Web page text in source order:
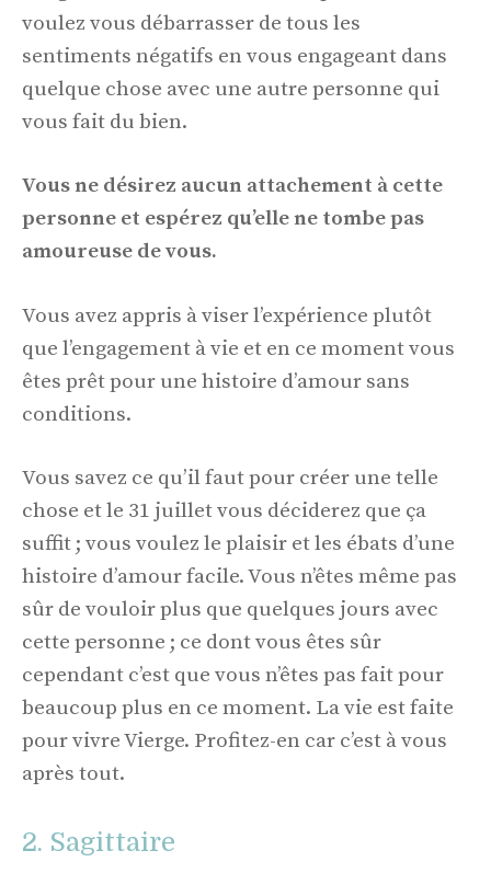
voulez vous débarrasser de tous les
sentiments négatifs en vous engageant dans
quelque chose avec une autre personne qui
vous fait du bien.
Vous ne désirez aucun attachement à cette
personne et espérez qu’elle ne tombe pas
amoureuse de vous.
Vous avez appris à viser l’expérience plutôt
que l’engagement à vie et en ce moment vous
êtes prêt pour une histoire d’amour sans
conditions.
Vous savez ce qu’il faut pour créer une telle
chose et le 31 juillet vous déciderez que ça
suffit ; vous voulez le plaisir et les ébats d’une
histoire d’amour facile. Vous n’êtes même pas
sûr de vouloir plus que quelques jours avec
cette personne ; ce dont vous êtes sûr
cependant c’est que vous n’êtes pas fait pour
beaucoup plus en ce moment. La vie est faite
pour vivre Vierge. Profitez-en car c’est à vous
après tout.
2. Sagittaire